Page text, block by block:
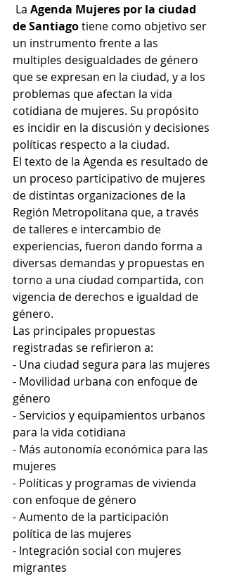
La Agenda Mujeres por la ciudad
de Santiago tiene como objetivo ser
un instrumento frente a las
multiples desigualdades de género
que se expresan en la ciudad, y a los
problemas que afectan la vida
cotidiana de mujeres. Su propósito
es incidir en la discusión y decisiones
políticas respecto a la ciudad.
El texto de la Agenda es resultado de
un proceso participativo de mujeres
de distintas organizaciones de la
Región Metropolitana que, a través
de talleres e intercambio de
experiencias, fueron dando forma a
diversas demandas y propuestas en
torno a una ciudad compartida, con
vigencia de derechos e igualdad de
género.
Las principales propuestas
registradas se refirieron a:
- Una ciudad segura para las mujeres
- Movilidad urbana con enfoque de
género
- Servicios y equipamientos urbanos
para la vida cotidiana
- Más autonomía económica para las
mujeres
- Políticas y programas de vivienda
con enfoque de género
- Aumento de la participación
política de las mujeres
- Integración social con mujeres
migrantes